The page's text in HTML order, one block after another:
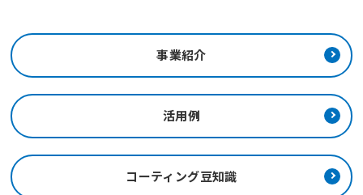
事業紹介
活用例
コーティング豆知識